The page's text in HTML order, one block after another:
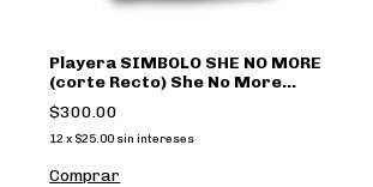
Playera SIMBOLO SHE NO MORE
(corte Recto) She No More
Oficial Merch
$300.00
12 x $25.00 sin intereses
Comprar